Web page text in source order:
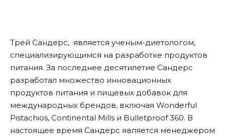
Трей Сандерс, является ученым-диетологом,
специализирующимся на разработке продуктов
питания. За последнее десятилетие Сандерс
разработал множество инновационных
продуктов питания и пищевых добавок для
международных брендов, включая Wonderful
Pistachios, Continental Mills и Bulletproof 360. В
настоящее время Сандерс является менеджером